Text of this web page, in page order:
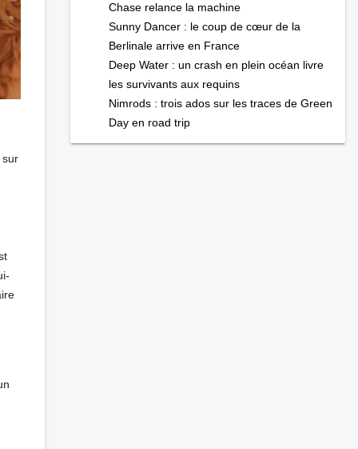
sur
Chase relance la machine
Sunny Dancer : le coup de cœur de la
Berlinale arrive en France
Deep Water : un crash en plein océan livre
les survivants aux requins
Nimrods : trois ados sur les traces de Green
Day en road trip